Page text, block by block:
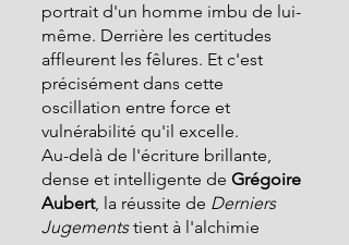
portrait d'un homme imbu de lui-
même. Derrière les certitudes
affleurent les fêlures. Et c'est
précisément dans cette
oscillation entre force et
vulnérabilité qu'il excelle.
Au-delà de l'écriture brillante,
dense et intelligente de Grégoire
Aubert, la réussite de Derniers
Jugements tient à l'alchimie